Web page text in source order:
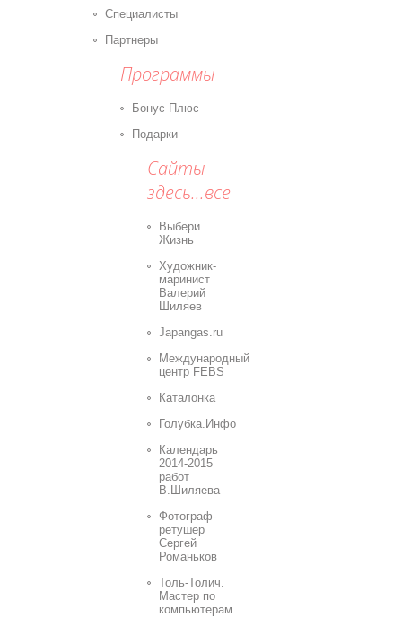
Специалисты
Партнеры
Программы
Бонус Плюс
Подарки
Сайты
здесь...все
Выбери
Жизнь
Художник-
маринист
Валерий
Шиляев
Japangas.ru
Международный
центр FEBS
Каталонка
Голубка.Инфо
Календарь
2014-2015
работ
В.Шиляева
Фотограф-
ретушер
Сергей
Романьков
Толь-Толич.
Мастер по
компьютерам